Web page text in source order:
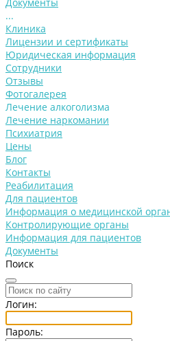
...
Клиника
Лицензии и сертификаты
Юридическая информация
Сотрудники
Отзывы
Фотогалерея
Лечение алкоголизма
Лечение наркомании
Психиатрия
Цены
Блог
Контакты
Реабилитация
Для пациентов
Информация о медицинской
Контролирующие органы
Информация для пациентов
Документы
Поиск
Логин:
Пароль: